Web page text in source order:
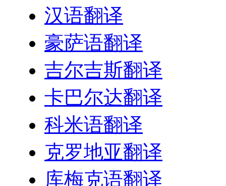
汉语翻译
豪萨语翻译
吉尔吉斯翻译
卡巴尔达翻译
科米语翻译
克罗地亚翻译
库梅克语翻译